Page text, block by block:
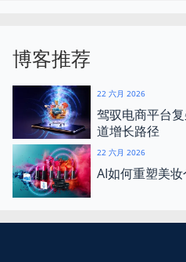
博客推荐
22 六月 2026
驾驭电商平台
道增长路径
22 六月 2026
AI如何重塑美